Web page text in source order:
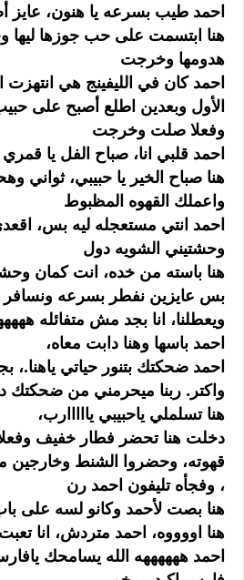
احمد طيب بسرعه يا هنون، عايز
هنا ابتسمت على حب جوزها
هدومها وخرجت
احمد كان في الليفينج هي
الأول وبعدين اطلع أصبح على
وفعلا صلت وخرجت
احمد قلبي انا، صباح الفل يا
هنا صباح الخير يا حبيبي، ثواني
واعملك القهوه المظبوط
احمد انتي مستعجله ليه بس،
وحشتيني الشويه دول
هنا باسته من خده، انت كمان
بس عايزين نفطر بسرعه ونسافر
ويعطلنا، انا بجد مش متفائله
احمد باسها وهنا دابت معاه،
احمد ضحكتك بتنور حياتي ياهنا.،
واكتر. ربنا ميحرمني من ضحكتك
هنا تسلملي ياحبيبي يااااارب،
دخلت هنا تحضر فطار خفيف
قهوته، وحضروا الشنط وخارجين
، وفجأه تليفون احمد رن
هنا بصت لأحمد وكانو لسه على
هنا اووووه، احمد متردش، انا
احمد ههههههه الله يسامحك